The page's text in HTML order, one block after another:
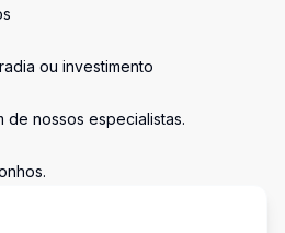
ou investimento
de nossos especialistas.